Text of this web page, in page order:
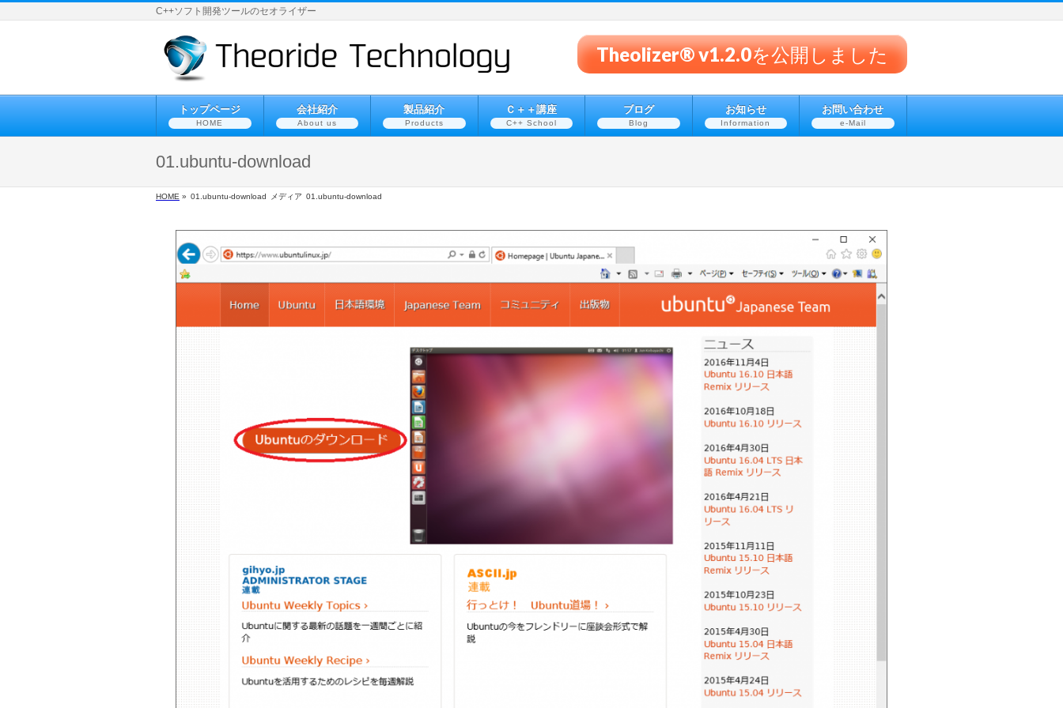
C++ソフト開発ツールのセオライザー
Theolizer® v1.2.0を公開しました
トップページ
HOME
会社紹介
About us
製品紹介
Products
Ｃ＋＋講座
C++ School
ブログ
Blog
お知らせ
Information
お問い合わせ
e-Mail
01.ubuntu-download
HOME » 01.ubuntu-download メディア 01.ubuntu-download